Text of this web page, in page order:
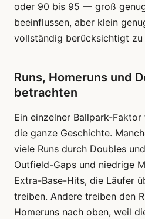
oder 90 bis 95 — groß
beeinflussen, aber klein
vollständig berücksichtigt zu
Runs, Homeruns und
betrachten
Ein einzelner Ballpark-
die ganze Geschichte.
viele Runs durch Doubles
Outfield-Gaps und niedrige
Extra-Base-Hits, die Läufer
treiben. Andere treiben den
Homeruns nach oben, weil